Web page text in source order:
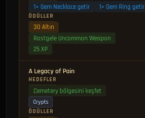
1× Gem Necklace getir 1× Gem Ring getir
ÖDÜLLER
30 Altın
Rastgele Uncommon Weapon
25 XP
A Legacy of Pain
HEDEFLER
Cemetery bölgesini keşfet
Crypts
ÖDÜLLER